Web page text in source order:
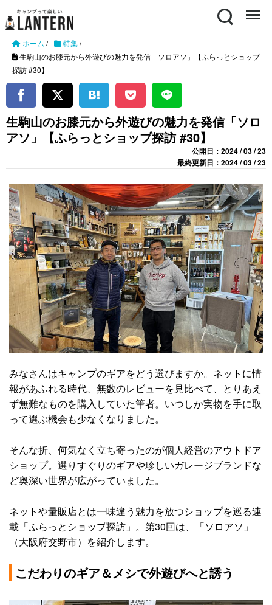
Search Menu
ホーム / 特集/
生駒山のお膝元から外遊びの魅力を発信「ソロアソ」【ふらっとショップ
探訪 #30】
生駒山のお膝元から外遊びの魅力を発信「ソロ
アソ」【ふらっとショップ探訪 #30】
公開日：2024 / 03 / 23
最終更新日：2024 / 03 / 23
みなさんはキャンプのギアをどう選びますか。ネットに情
報があふれる時代、無数のレビューを見比べて、とりあえ
ず無難なものを購入していた筆者。いつしか実物を手に取
って選ぶ機会も少なくなりました。
そんな折、何気なく立ち寄ったのが個人経営のアウトドア
ショップ。選りすぐりのギアや珍しいガレージブランドな
ど奥深い世界が広がっていました。
ネットや量販店とは一味違う魅力を放つショップを巡る連
載「ふらっとショップ探訪」。第30回は、「ソロアソ」
（大阪府交野市）を紹介します。
こだわりのギア＆メシで外遊びへと誘う